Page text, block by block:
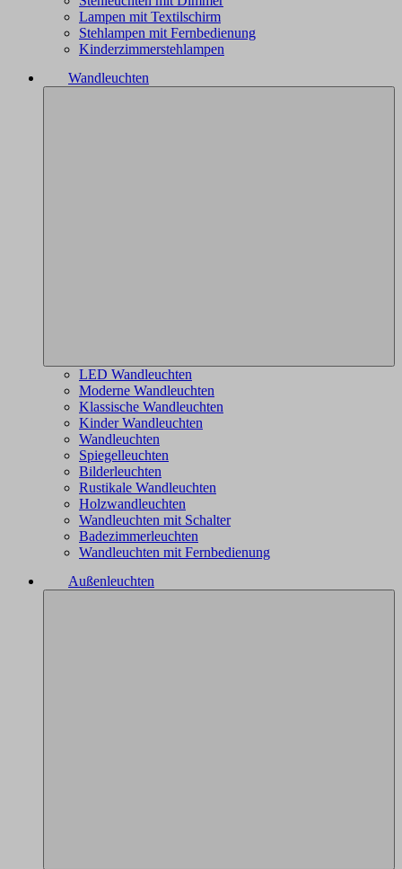
Lampen mit Textilschirm
Stehlampen mit Fernbedienung
Kinderzimmerstehlampen
Wandleuchten
LED Wandleuchten
Moderne Wandleuchten
Klassische Wandleuchten
Kinder Wandleuchten
Wandleuchten
Spiegelleuchten
Bilderleuchten
Rustikale Wandleuchten
Holzwandleuchten
Wandleuchten mit Schalter
Badezimmerleuchten
Wandleuchten mit Fernbedienung
Außenleuchten